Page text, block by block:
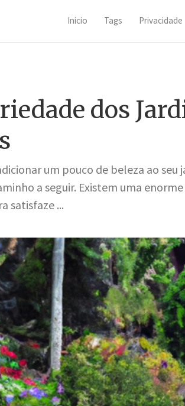
Inicio Tags Privacidade
dos
um pouco de beleza ao seu
a seguir. Existem uma
satisfaze ...